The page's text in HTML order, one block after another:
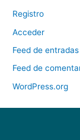
Registro
Acceder
Feed de entradas
Feed de
WordPress.org